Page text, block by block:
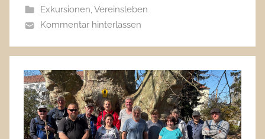
Exkursionen,Vereinsleben
Kommentar hinterlassen